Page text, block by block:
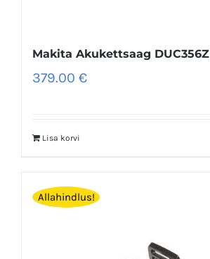
Makita Akukettsaag DUC356Z
379.00 €
Lisa korvi
Allahindlus!